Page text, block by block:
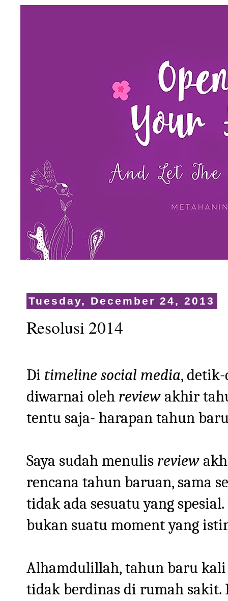
Tuesday, December 24, 2013
Resolusi 2014
Di timeline social media,
diwarnai oleh reviewakhir
tentu saja- harapan tahun
Saya sudah menulis review
rencana tahun baruan, sama
tidak ada sesuatu yang
bukan suatu moment yang
Alhamdulillah, tahun baru
tidak berdinas di rumah sakit.